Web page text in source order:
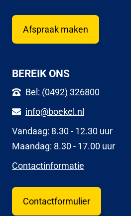
Afspraak maken
BEREIK ONS
Bel: (0492) 326800
info@boekel.nl
Vandaag: 8.30 - 12.30 uur
Maandag: 8.30 - 17.00 uur
Contactinformatie
Contactformulier